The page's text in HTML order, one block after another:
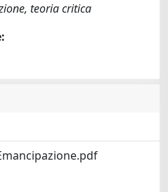
teoria critica